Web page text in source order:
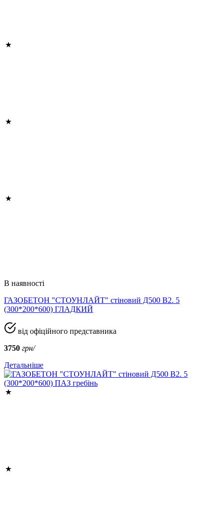
В наявності
ГАЗОБЕТОН "СТОУНЛАЙТ" стіновий Д500 В2. 5
(300*200*600) ГЛАДКИЙ
від офіційного представника
3750 грн/
Детальніше